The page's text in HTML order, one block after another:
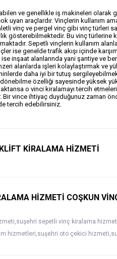
ve genellikle iş makineleri
uyan araçlardır. Vinçlerin kullanım
vinç ve pergel vinç gibi vinç
gösterebilmektedir. Bu vinç türlerine
Sepetli vinçlerin kullanım
ise genelde trafik akışı içinde
inşaat alanlarında yani şantiye ve
alanlarda işleri kolaylaştırmak ve
daha iyi bir tutuş
özelliği sayesinde yüksek
o vinci kiralamayı tercih
vince ihtiyaç duyduğunuz zaman
tercih edebilirsiniz.
KİRALAMA HİZMETİ
HİZMETİ COŞKUN
sepetli vinç kiralama
hizmetleri,suşehri oto çekici